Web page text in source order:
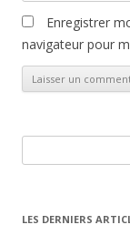
Enregistrer
navigateur pour
LES DERNIERS